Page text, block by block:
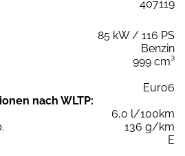
407119
85 kW / 116 PS
Benzin
999 cm³
Euro6
nach WLTP:
6,0 l/100km
136 g/km
E